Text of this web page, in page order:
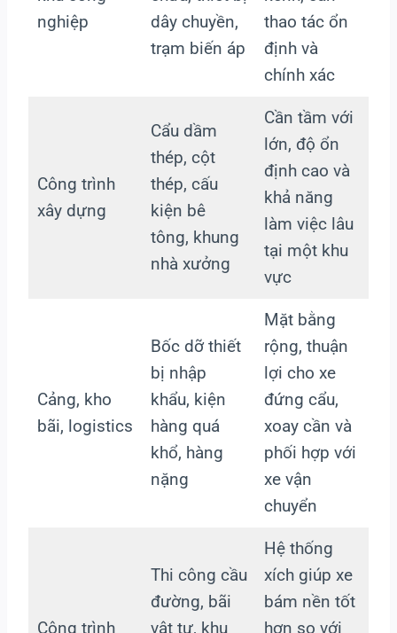
nghiệp
dây chuyền,
trạm biến áp
thao tác ổn
định và
chính xác
Công trình
xây dựng
Cẩu dầm
thép, cột
thép, cấu
kiện bê
tông, khung
nhà xưởng
Cần tầm với
lớn, độ ổn
định cao và
khả năng
làm việc lâu
tại một khu
vực
Cảng, kho
bãi, logistics
Bốc dỡ thiết
bị nhập
khẩu, kiện
hàng quá
khổ, hàng
nặng
Mặt bằng
rộng, thuận
lợi cho xe
đứng cẩu,
xoay cần và
phối hợp với
xe vận
chuyển
Công trình
Thi công cầu
đường, bãi
vật tư, khu
Hệ thống
xích giúp xe
bám nền tốt
hơn so với